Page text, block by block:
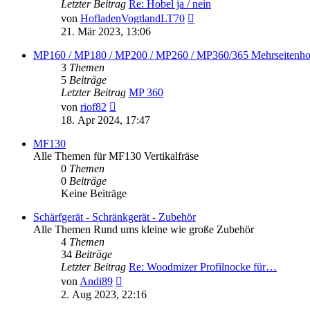
Letzter Beitrag Re: Hobel ja / nein
von HofladenVogtlandLT70
21. Mär 2023, 13:06
MP160 / MP180 / MP200 / MP260 / MP360/365
3 Themen
5 Beiträge
Letzter Beitrag MP 360
von riof82
Beitrag
18. Apr 2024, 17:47
MF130
Alle Themen für MF130 Vertikalfräse
0 Themen
0 Beiträge
Keine Beiträge
Schärfgerät - Schränkgerät - Zubehör
Alle Themen Rund ums kleine wie große Zubehör
4 Themen
34 Beiträge
Letzter Beitrag Re: Woodmizer Profilnocke für…
vonAndi89
Beitrag
2. Aug 2023, 22:16